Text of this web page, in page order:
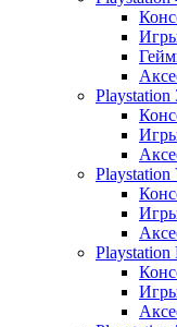
Playstation
Playstation
Playstation